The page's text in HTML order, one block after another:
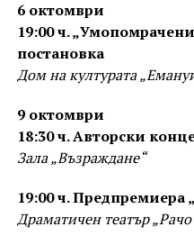
6 октомври
19:00 ч.
постановка
Дом на културата
9 октомври
18:30 ч. Авторски
Зала „Възраждане“
19:00 ч. Предпремиера
Драматичен театър